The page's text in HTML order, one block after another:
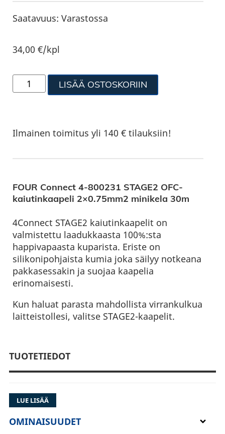
Saatavuus: Varastossa
34,00€/kpl
LISÄÄ OSTOSKORIIN
Ilmainen toimitus yli 140 € tilauksiin!
FOUR Connect 4-800231 STAGE2 OFC-
kaiutinkaapeli 2×0.75mm2 minikela 30m
4Connect STAGE2 kaiutinkaapelit on
valmistettu laadukkaasta 100%:sta
happivapaasta kuparista. Eriste on
silikonipohjaista kumia joka säilyy notkeana
pakkasessakin ja suojaa kaapelia
erinomaisesti.
Kun haluat parasta mahdollista virrankulkua
laitteistollesi, valitse STAGE2-kaapelit.
TUOTETIEDOT
LUE LISÄÄ
OMINAISUUDET